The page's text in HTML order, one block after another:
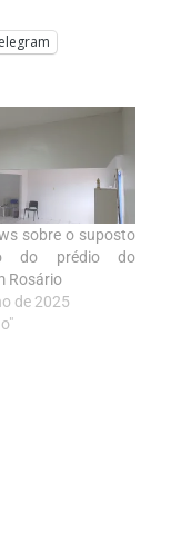
sobre o suposto
do prédio do
Rosário
de 2025